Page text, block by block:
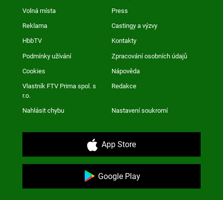
Volná místa Press
Reklama Castingy a výzvy
HbbTV Kontakty
Podmínky užívání Zpracování osobních údajů
Cookies Nápověda
Vlastník FTV Prima spol. s
r.o.
Redakce
Nahlásit chybu Nastavení soukromí
App Store
Google Play